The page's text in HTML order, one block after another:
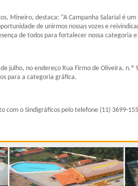
Mineiro, destaca: “A Campanha Salarial é
de unirmos nossas vozes e
de todos para fortalecer nossa categoria
julho, no endereço Rua Firmo de Oliveira, n.º
para a categoria gráfica.
com o Sindigráficos pelo telefone (11) 3699-